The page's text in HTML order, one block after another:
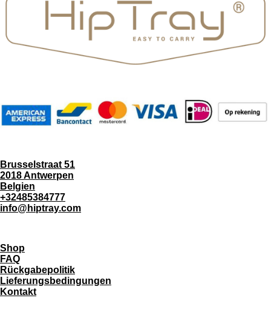
Brusselstraat 51
2018 Antwerpen
Belgien
+32485384777
info@hiptray.com
Shop
FAQ
Rückgabepolitik
Lieferungsbedingungen
Kontakt